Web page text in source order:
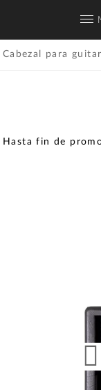
Cabezal para
Hasta fin de